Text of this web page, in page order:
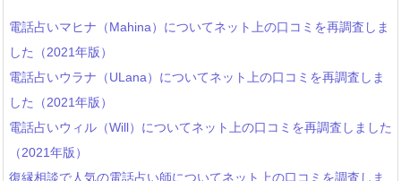
電話占いマヒナ（Mahina）についてネット上の口コミを再調査しま
した（2021年版）
電話占いウラナ（ULana）についてネット上の口コミを再調査しま
した（2021年版）
電話占いウィル（Will）についてネット上の口コミを再調査しました
（2021年版）
復縁相談で人気の電話占い師についてネット上の口コミを調査しま